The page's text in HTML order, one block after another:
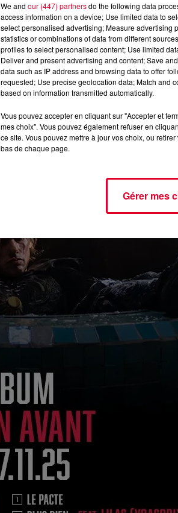
We and our (447) partnersdo the following data
access information on a device; Use limited data to
select personalised advertising; Measure advertising
statistics or combinations of data from different
profiles to select personalised content; Use limited
Deliver and present advertising and content; Save
data such as IP address and browsing data to offer
requested; Use precise geolocation data; Match and
based on information transmitted automatically.
Vous pouvez accepter en cliquant sur "Accepter et
mes choix". Vous pouvez également refuser en
ce site. Vous pouvez mettre à jour vos choix, ou
bas de chaque page.
Gérer mes